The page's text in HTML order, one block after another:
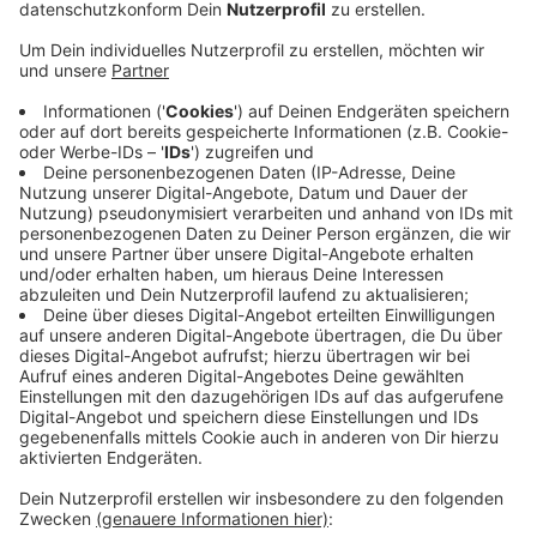
worden.
Veröffentlicht:Montag, 08.07.2019 09:23
Anzeige
Auch für 2020 haben sich die ersten Unterstützer
angekündigt: Der CDU Vorstand hat seinen Mitgliedern
vorgeschlagen Neuhoff zu unterstützen. Grund dafür
seien gemeinsame politische Inhalte. Es wäre das
erste Mal das die CDU in Bad Honnef keinen eigenen
Kandidaten aufstellt. Auch bei Bürgerblock und FDP
gibt es erste Anzeichen für eine erneute
Unterstützung von Neuhoff.
DG
Anzeige